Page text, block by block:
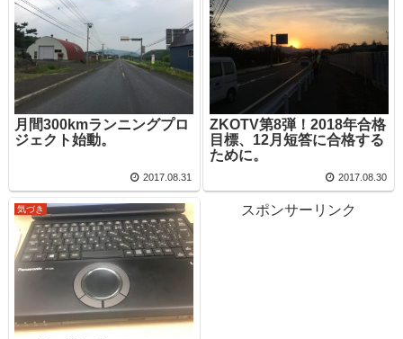
月間300kmランニングプロ
ジェクト始動。
2017.08.31
ZKOTV第8弾！2018年合格
目標、12月短答に合格する
ために。
2017.08.30
気づき スポンサーリンク